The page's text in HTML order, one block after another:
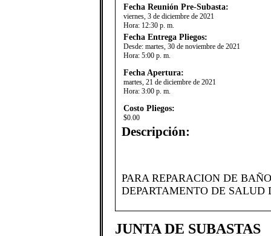
Fecha Reunión Pre-Subasta:
viernes, 3 de diciembre de 2021
Hora: 12:30 p. m.
Fecha Entrega Pliegos:
Desde: martes, 30 de noviembre de 2021
Hora: 5:00 p. m.
Fecha Apertura:
martes, 21 de diciembre de 2021
Hora: 3:00 p. m.
Costo Pliegos:
$0.00
Descripción:
​PARA REPARACION DE
DEPARTAMENTO DE SALUD
JUNTA DE SUBASTAS